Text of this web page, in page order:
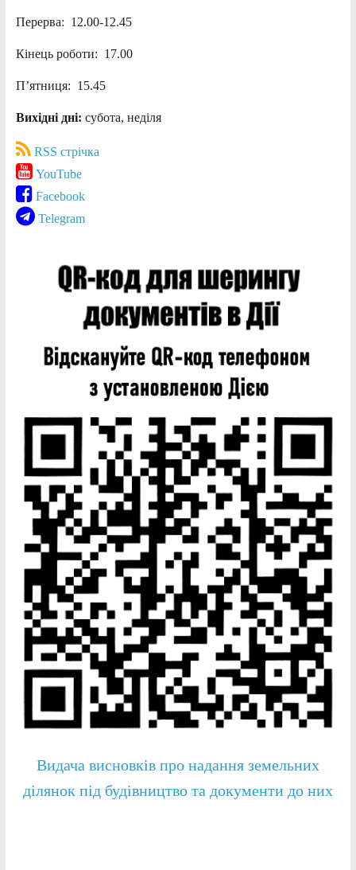
Перерва: 12.00-12.45
Кінець роботи: 17.00
П’ятниця: 15.45
Вихідні дні: субота, неділя
RSS стрічка
YouTube
Facebook
Telegram
Видача висновків про надання земельних
ділянок під будівництво та документи до них